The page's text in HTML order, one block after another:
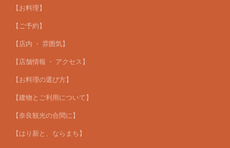
【お料理】
【ご予約】
【店内 ・ 雰囲気】
【店舗情報 ・ アクセス】
【お料理の選び方】
【建物とご利用について】
【奈良観光の合間に】
【はり新と、ならまち】